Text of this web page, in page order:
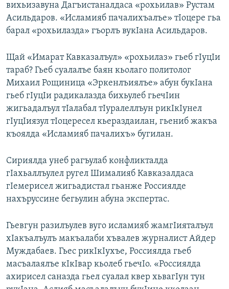
вихьизавуна Дагъистаналдаса «рохьилав» Рустам
Асильдаров. «Исламияб пачалихъалъе» тIоцере гьа
барал «рохьилазда» гъорлъ вукIана Асильдаров.
Щай «Имарат Кавказалъул» «рохьилаз» гьеб гIуцIи
тараб? Гьеб суалалъе баян кьолаго политолог
Михаил Рощиница «Эркенлъиялъе» абун букIана
гьеб гIуцIи радикалазда бихьулеб гьечIин
жигьадалъул тIалабал тIуралеллъун рикIкIунел
гIуцIиязул тIоцересел кьераздаилан, гьениб жакъа
къоялда «Исламияб пачалихъ» бугилан.
Сириялда унеб рагъулаб конфликталда
гIахьаллъулел ругел Шималияб Кавказалдаса
гIемерисел жигьадистал гьанже Россиялде
нахъруссине бегьулин абуна экспертас.
Гьевгун разилъулев вуго исламияб жамгIияталъул
хIакъалъулъ макъалаби хъвалев журналист Айдер
Муждабаев. Гьес рикIкIухъе, Россиялда гьеб
масъалаялъе кIкIвар кьолеб гьечIо. «Россиялда
ахирисел саназда гьел суалал квер хьвагIун тун